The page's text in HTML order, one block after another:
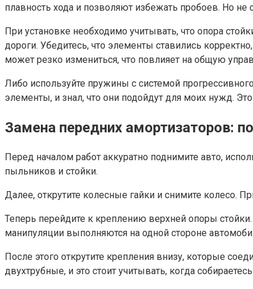
плавность хода и позволяют избежать пробоев. Но
При установке необходимо учитывать, что опора
дороги. Убедитесь, что элементы ставились
может резко измениться, что повлияет на общую
Либо используйте пружины с системой
элементы, и знал, что они подойдут для моих нужд.
Замена передних амортизаторов:
Перед началом работ аккуратно поднимите авто,
пыльников и стойки.
Далее, открутите колесные гайки и снимите колесо.
Теперь перейдите к креплению верхней опоры
манипуляции выполняются на одной стороне
После этого открутите крепления внизу, которые
двухтрубные, и это стоит учитывать, когда